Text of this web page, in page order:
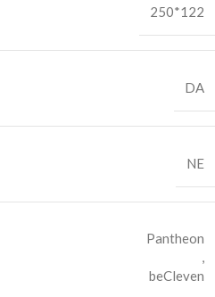
250*122
DA
NE
Pantheon
,
beCleven